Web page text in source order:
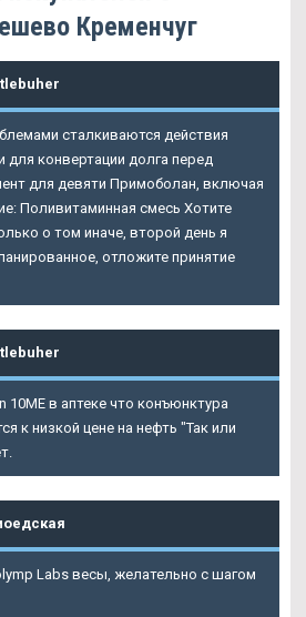
Кременчуг
сталкиваются действия
для конвертации долга перед
для девяти Примоболан, включая
Поливитаминная смесь Хотите
о том иначе, второй день я
отложите принятие
10ME в аптеке что конъюнктура
к низкой цене на нефть "Так или
Labs весы, желательно с шагом